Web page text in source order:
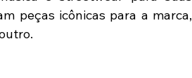
peças icônicas para a marca,